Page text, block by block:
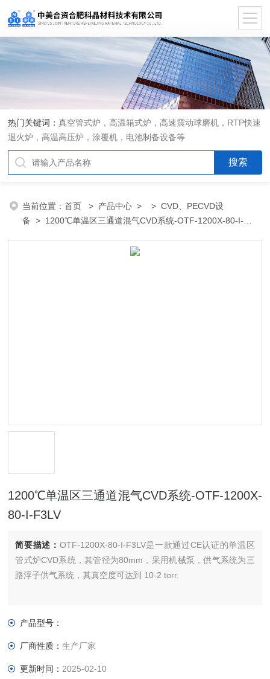
热门关键词：真空管式炉，高温箱式炉，高速震动球磨机，RTP快速
退火炉，高温高压炉，涂覆机，电池制备设备等
当前位置：首页 > 产品中心 > >CVD、PECVD设
备 > 1200℃单温区三通道混气CVD系统-OTF-1200X-80-I-
1200℃单温区三通道混气CVD系统-OTF-1200X-
80-I-F3LV
简要描述： OTF-1200X-80-I-F3LV是一款通过CE认证的单温区
管式炉CVD系统，其管径为80mm，采用机械泵，供气系统为三
路浮子供气系统，其真空度可达到 10-2 torr.
产品型号：
厂商性质：生产厂家
更新时间： 2025-02-10